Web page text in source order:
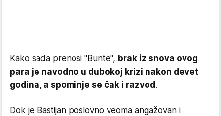
Kako sada prenosi "Bunte", brak iz snova ovog
para je navodno u dubokoj krizi nakon devet
godina, a spominje se čak i razvod .
Dok je Bastijan poslovno veoma angažovan i